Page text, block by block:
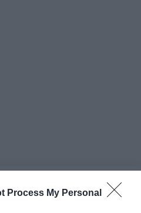
Process My Personal